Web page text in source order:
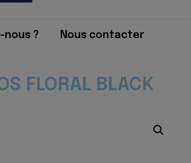
nous ? Nous contacter
FLORAL BLACK